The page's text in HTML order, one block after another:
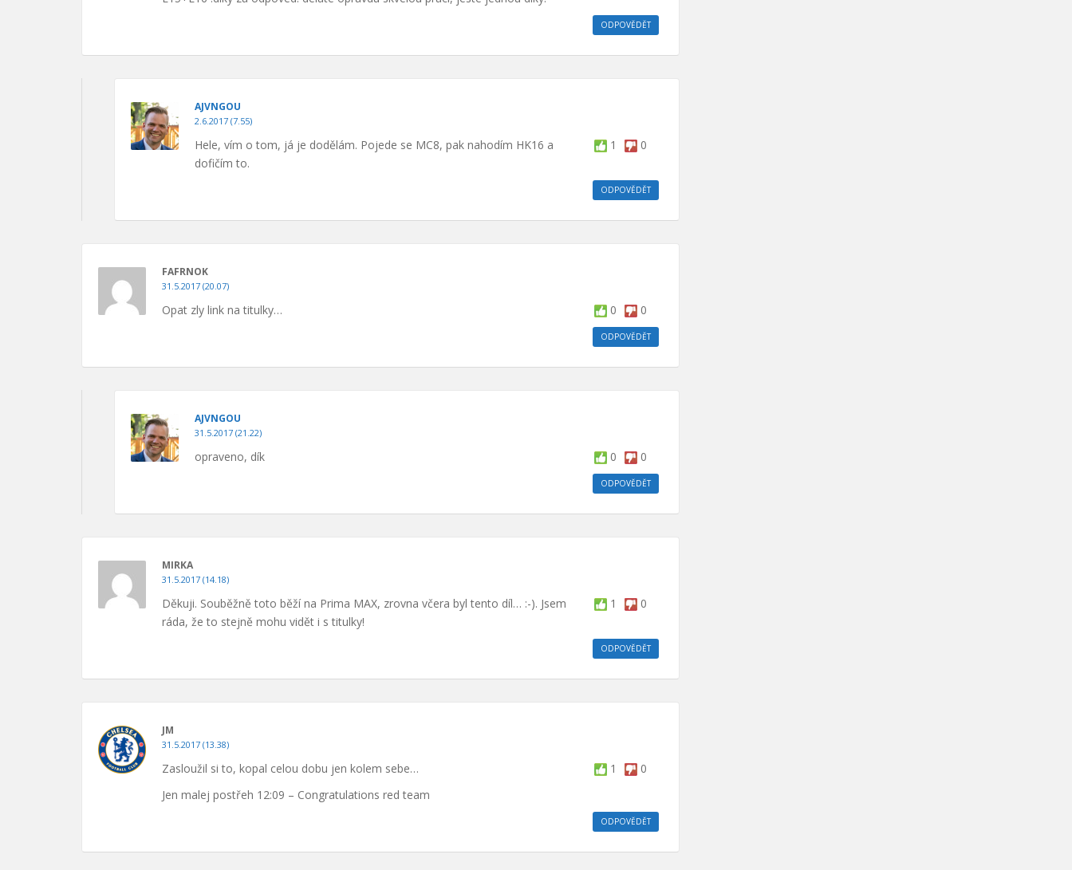
ODPOVĚDĚT
AJVNGOU
2.6.2017 (7.55)
1 0
Hele, vím o tom, já je dodělám. Pojede se MC8, pak nahodím HK16 a
dofičím to.
ODPOVĚDĚT
FAFRNOK
31.5.2017 (20.07)
0 0
Opat zly link na titulky…
ODPOVĚDĚT
AJVNGOU
31.5.2017 (21.22)
0 0
opraveno, dík
ODPOVĚDĚT
MIRKA
31.5.2017 (14.18)
1 0
Děkuji. Souběžně toto běží na Prima MAX, zrovna včera byl tento díl… :-). Jsem
ráda, že to stejně mohu vidět i s titulky!
ODPOVĚDĚT
JM
31.5.2017 (13.38)
1 0
Zasloužil si to, kopal celou dobu jen kolem sebe…
Jen malej postřeh 12:09 – Congratulations red team
ODPOVĚDĚT